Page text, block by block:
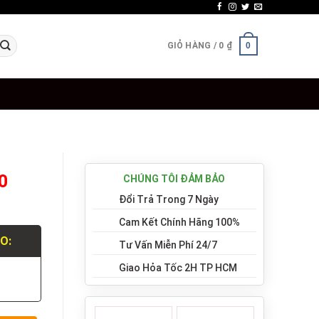
GIỎ HÀNG / 0 ₫ 0
CHÚNG TÔI ĐẢM BẢO
Đổi Trả Trong 7 Ngày
Cam Kết Chính Hãng 100%
Tư Vấn Miễn Phí 24/7
Giao Hỏa Tốc 2H TP HCM